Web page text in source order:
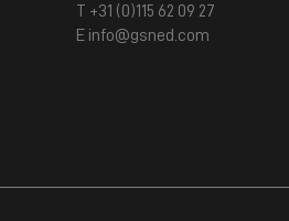
T +31 (0)115 62 09 27
E info@gsned.com